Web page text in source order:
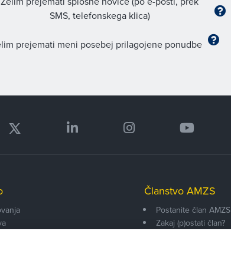
SMS, telefonskega klica)
prejemati meni posebej prilagojene ponudbe
Članstvo AMZS
Postanite član AMZS
Zakaj (p)ostati član?